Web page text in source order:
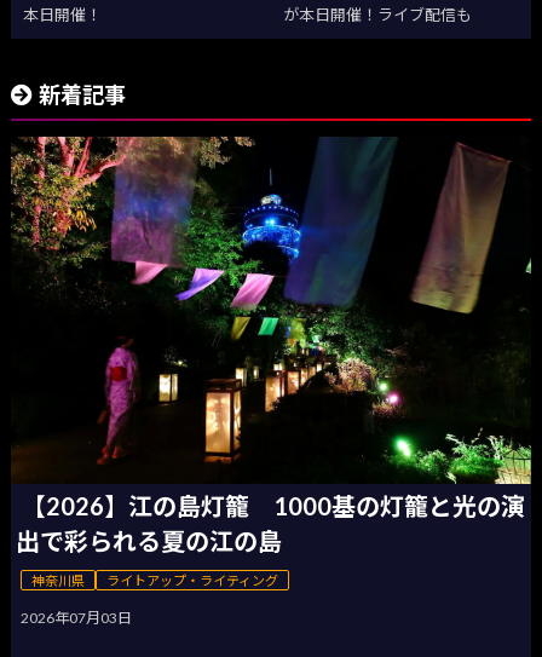
本日開催！
が本日開催！ライブ配信も
新着記事
【2026】江の島灯籠 1000基の灯籠と光の演
出で彩られる夏の江の島
神奈川県 ライトアップ・ライティング
2026年07月03日